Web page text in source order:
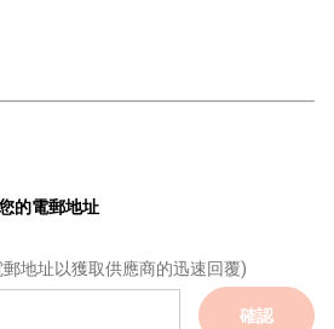
的電郵地址
地址以獲取供應商的迅速回覆)
確認